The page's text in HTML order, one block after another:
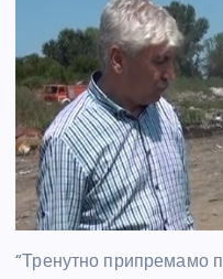
“Тренутно припремамо